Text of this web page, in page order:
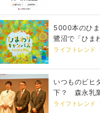
5000本のひま
鷺沼で「ひま
ライフトレンド
いつものビヒ
下？ 森永乳
ライフトレンド